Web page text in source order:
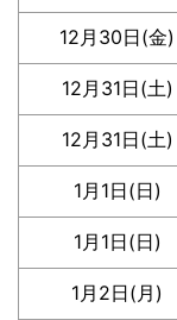
12月30日(金)
12月31日(土)
12月31日(土)
1月1日(日)
1月1日(日)
1月2日(月)